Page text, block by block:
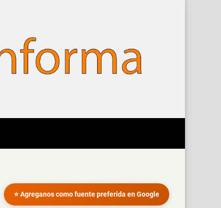
⭐ Agreganos como fuente preferida en Google